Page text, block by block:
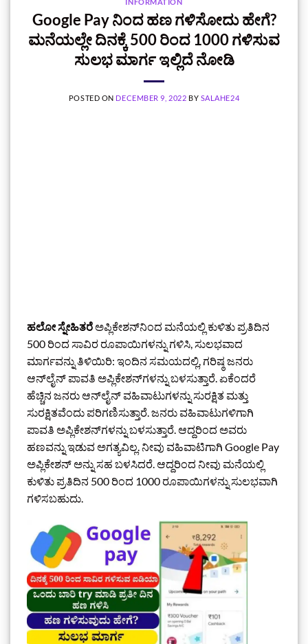
Google Pay ನಿಂದ ಹಣ ಗಳಿಸೋದು ಹೇಗೆ?
ಮನೆಯಲ್ಲೇ ದಿನಕ್ಕೆ 500 ರಿಂದ 1000 ಗಳಿಸುವ
ಸುಲಭ ಮಾರ್ಗ ಇಲ್ಲಿದೆ ನೋಡಿ
POSTED ON DECEMBER 9, 2022 BY SALAHE24
ಹಲೋ ಸ್ನೇಹಿತರೆಅಪ್ಲಿಕೇಶನ್‌ನಿಂದ ಮನೆಯಲ್ಲಿ ಕುಳಿತು ಪ್ರತಿದಿನ
500 ರಿಂದ ಸಾವಿರ ರೂಪಾಯಿಗಳನ್ನು ಗಳಿಸಿ, ಸುಲಭವಾದ
ಮಾರ್ಗವನ್ನು ತಿಳಿಯಿರಿ: ಇಂದಿನ ಸಮಯದಲ್ಲಿ, ಗರಿಷ್ಠ ಜನರು
ಆನ್‌ಲೈನ್ ಪಾವತಿ ಅಪ್ಲಿಕೇಶನ್‌ಗಳನ್ನು ಬಳಸುತ್ತಾರೆ. ಏಕೆಂದರೆ
ಹೆಚ್ಚಿನ ಜನರು ಆನ್‌ಲೈನ್ ವಹಿವಾಟುಗಳನ್ನು ಸುರಕ್ಷಿತ ಮತ್ತು
ಸುರಕ್ಷಿತವೆಂದು ಪರಿಗಣಿಸುತ್ತಾರೆ. ಜನರು ವಹಿವಾಟುಗಳಿಗಾಗಿ
ಪಾವತಿ ಅಪ್ಲಿಕೇಶನ್‌ಗಳನ್ನು ಬಳಸುತ್ತಾರೆ. ಆದ್ದರಿಂದ ಅವರು
ಹಣವನ್ನು ಇಡುವ ಅಗತ್ಯವಿಲ್ಲ. ನೀವು ವಹಿವಾಟಿಗಾಗಿ Google Pay
ಅಪ್ಲಿಕೇಶನ್ ಅನ್ನು ಸಹ ಬಳಸಿದರೆ. ಆದ್ದರಿಂದ ನೀವು ಮನೆಯಲ್ಲಿ
ಕುಳಿತು ಪ್ರತಿದಿನ 500 ರಿಂದ 1000 ರೂಪಾಯಿಗಳನ್ನು ಸುಲಭವಾಗಿ
ಗಳಿಸಬಹುದು.